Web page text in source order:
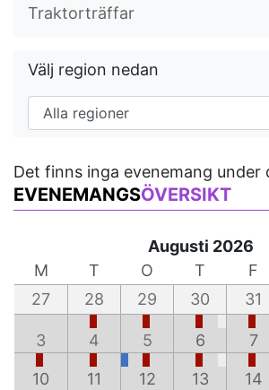
Traktorträffar
Välj region nedan
Det finns inga evenemang under
EVENEMANGSÖVERSIKT
Augusti 2026
M
T O T F
27
28 29 30 31
3 4 5 6 7
10 11 12 13 14